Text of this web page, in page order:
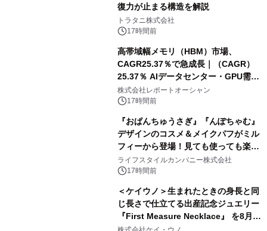
復力が止まる構造を解説
トラタニ株式会社
17時間前
高帯域幅メモリ（HBM）市場、
CAGR25.37％で急成長｜（CAGR）
25.37％ AIデータセンター・GPU需要
拡大が2035年の市場成長を牽引
株式会社レポートオーシャン
17時間前
『おぱんちゅうさぎ』『んぽちゃむ』
デザインのコスメ＆メイクパフがミル
フィーから登場！見ても使っても楽し
い、ポップでキュートなコレクショ
ン。
ライフスタイルカンパニー株式会社
17時間前
＜ケイウノ＞生まれたときの身長と同
じ長さで仕立てる出産記念ジュエリー
『First Measure Necklace』 を8月14
日(金)に発売